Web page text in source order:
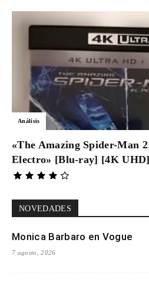
Análisis
«The Amazing Spider-Man
Electro» [Blu-ray] [4K UHD]
NOVEDADES
Monica Barbaro en Vogue
7 agosto, 2026